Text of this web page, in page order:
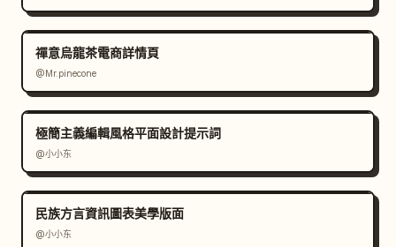
禪意烏龍茶電商詳情頁
@Mr.pinecone
極簡主義編輯風格平面設計提示詞
@小小东
民族方言資訊圖表美學版面
@小小东